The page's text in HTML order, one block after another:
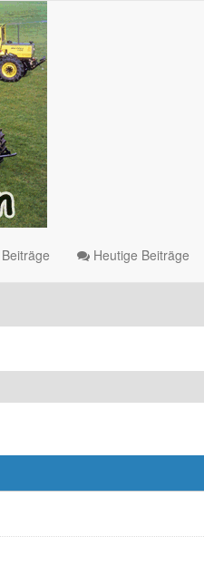
Heutige Beiträge